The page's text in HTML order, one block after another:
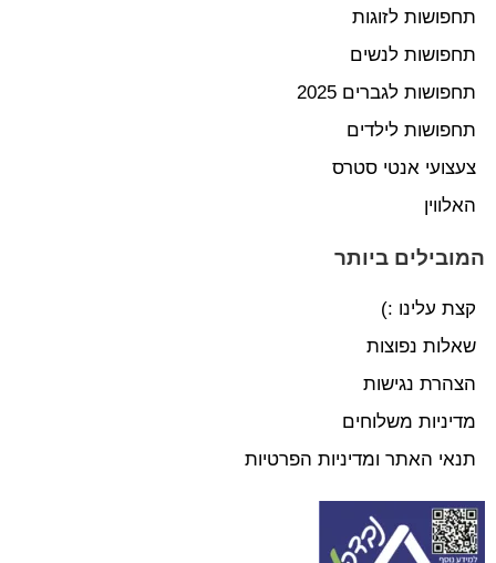
תחפושות לזוגות
תחפושות לנשים
תחפושות לגברים 2025
תחפושות לילדים
צעצועי אנטי סטרס
האלווין
המובילים ביותר
קצת עלינו :)
שאלות נפוצות
הצהרת נגישות
מדיניות משלוחים
תנאי האתר ומדיניות הפרטיות